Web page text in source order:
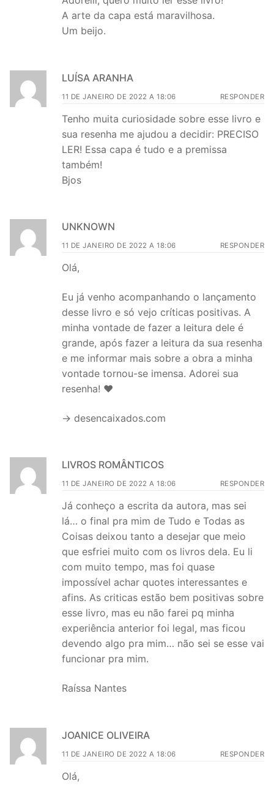
A arte da capa está maravilhosa.
Um beijo.
LUÍSA ARANHA
11 DE JANEIRO DE 2022 A 18:06 RESPONDER
Tenho muita curiosidade sobre esse livro e
sua resenha me ajudou a decidir: PRECISO
LER! Essa capa é tudo e a premissa
também!
Bjos
UNKNOWN
11 DE JANEIRO DE 2022 A 18:06 RESPONDER
Olá,
Eu já venho acompanhando o lançamento
desse livro e só vejo críticas positivas. A
minha vontade de fazer a leitura dele é
grande, após fazer a leitura da sua resenha
e me informar mais sobre a obra a minha
vontade tornou-se imensa. Adorei sua
resenha! ♥
→ desencaixados.com
LIVROS ROMÂNTICOS
11 DE JANEIRO DE 2022 A 18:06 RESPONDER
Já conheço a escrita da autora, mas sei
lá… o final pra mim de Tudo e Todas as
Coisas deixou tanto a desejar que meio
que esfriei muito com os livros dela. Eu li
com muito tempo, mas foi quase
impossível achar quotes interessantes e
afins. As criticas estão bem positivas sobre
esse livro, mas eu não farei pq minha
experiência anterior foi legal, mas ficou
devendo algo pra mim… não sei se esse vai
funcionar pra mim.
Raíssa Nantes
JOANICE OLIVEIRA
11 DE JANEIRO DE 2022 A 18:06 RESPONDER
Olá,